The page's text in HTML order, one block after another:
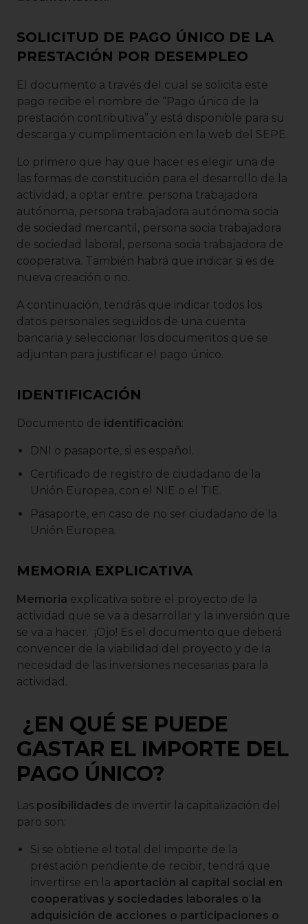
SOLICITUD DE PAGO ÚNICO DE LA
PRESTACIÓN POR DESEMPLEO
El documento a través del cual se solicita este
pago recibe el nombre de “Pago único de la
prestación contributiva” y está disponible para su
descarga y cumplimentación en la web del SEPE.
Lo primero que hay que hacer es elegir una de
las formas de constitución para el desarrollo de la
actividad, a optar entre: persona trabajadora
autónoma, persona trabajadora autónoma socia
de sociedad mercantil, persona socia trabajadora
de sociedad laboral, persona socia trabajadora de
cooperativa. También habrá que indicar si es de
nueva creación o no.
A continuación, tendrás que indicar todos los
datos personales seguidos de una cuenta
bancaria y seleccionar los documentos que se
adjuntan para justificar el pago único.
IDENTIFICACIÓN
Documento de identificación:
DNI o pasaporte, si es español.
Certificado de registro de ciudadano de la
Unión Europea, con el NIE o el TIE.
Pasaporte, en caso de no ser ciudadano de la
Unión Europea.
MEMORIA EXPLICATIVA
Memoria explicativa sobre el proyecto de la
actividad que se va a desarrollar y la inversión que
se va a hacer. ¡Ojo! Es el documento que deberá
convencer de la viabilidad del proyecto y de la
necesidad de las inversiones necesarias para la
actividad.
¿EN QUÉ SE PUEDE
GASTAR EL IMPORTE DEL
PAGO ÚNICO?
Las posibilidades de invertir la capitalización del
paro son:
Si se obtiene el total del importe de la
prestación pendiente de recibir, tendrá que
invertirse en la aportación al capital social en
cooperativas y sociedades laborales o la
adquisición de acciones o participaciones o